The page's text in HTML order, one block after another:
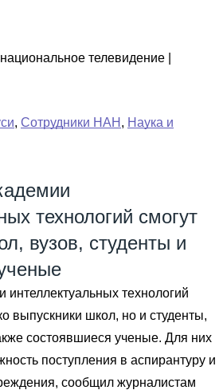
телевидение |
, Сотрудники НАН , Наука и
технологий смогут
вузов, студенты и
интеллектуальных технологий
выпускники школ, но и студенты,
состоявшиеся ученые. Для них
поступления в аспирантуру и
сообщил журналистам